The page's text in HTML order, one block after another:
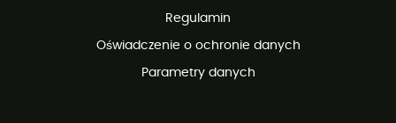
Regulamin
Oświadczenie o ochronie danych
Parametry danych